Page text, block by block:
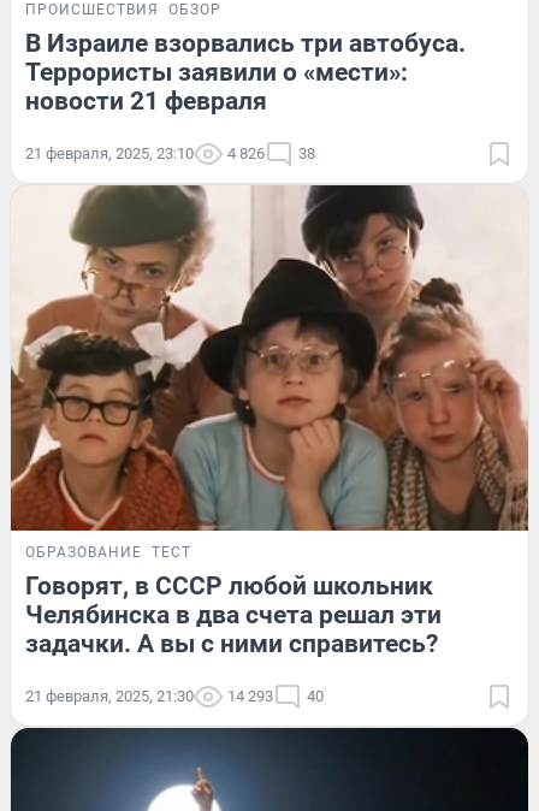
ПРОИСШЕСТВИЯ ОБЗОР
В Израиле взорвались три автобуса.
Террористы заявили о «мести»:
новости 21 февраля
21 февраля, 2025, 23:10 4 826 38
ОБРАЗОВАНИЕ ТЕСТ
Говорят, в СССР любой школьник
Челябинска в два счета решал эти
задачки. А вы с ними справитесь?
21 февраля, 2025, 21:30 14 293 40